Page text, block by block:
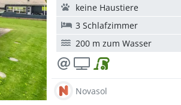
keine Haustiere
3 Schlafzimmer
200 m zum Wasser
Novasol